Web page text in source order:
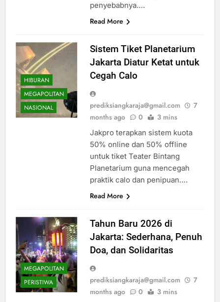
penyebabnya….
Read More
HIBURAN
MEGAPOLITAN
NASIONAL
Sistem Tiket Planetarium
Jakarta Diatur Ketat untuk
Cegah Calo
prediksiangkaraja@gmail.com
7
months ago
0 3 mins
Jakpro terapkan sistem kuota
50% online dan 50% offline
untuk tiket Teater Bintang
Planetarium guna mencegah
praktik calo dan penipuan….
Read More
MEGAPOLITAN
PERISTIWA
Tahun Baru 2026 di
Jakarta: Sederhana, Penuh
Doa, dan Solidaritas
prediksiangkaraja@gmail.com
7
months ago
0 3 mins